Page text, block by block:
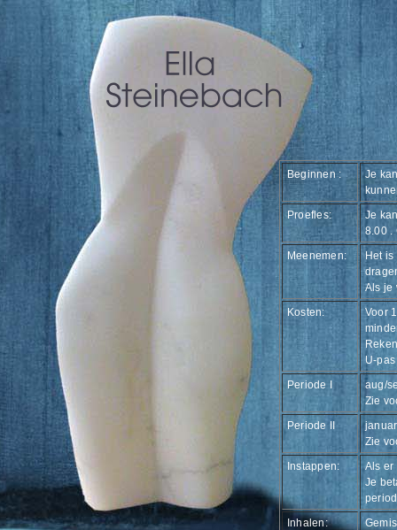
Beginnen :
Je
Proefles:
Je
8.00 .
Meenemen:
Het
Als je
Kosten:
Voor
U-
Periode I
aug/
Zie
Periode II
Zie
Instappen:
Als er
Je
Inhalen: